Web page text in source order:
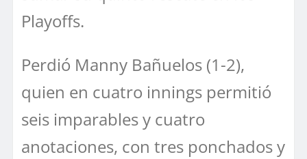
Playoffs.
Perdió Manny Bañuelos (1-2),
quien en cuatro innings permitió
seis imparables y cuatro
anotaciones, con tres ponchados y